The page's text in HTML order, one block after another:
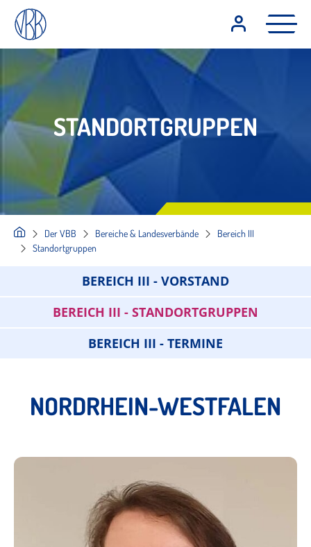
STANDORTGRUPPEN
Der VBB Bereiche & Landesverbände
Bereich III
Standortgruppen
BEREICH III - VORSTAND
BEREICH III - STANDORTGRUPPEN
BEREICH III - TERMINE
NORDRHEIN-WESTFALEN